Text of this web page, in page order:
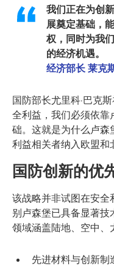
我们正在为创
展奠定基础，
权，同时为我
的经济机遇。
经济部长 莱克
国防部长尤里科·巴克
全利益，我们必须依靠
础。这就是为什么卢森
利益相关者纳入欧盟和
国防创新的优
该战略并非试图在安全
别卢森堡已具备显著
领域涵盖陆地、空中、
先进材料与创新制